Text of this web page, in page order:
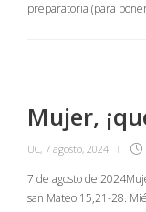
preparatoria (para
Mujer,
UC, 7 agosto, 2024
7 de agosto de
san Mateo 15,21-28.